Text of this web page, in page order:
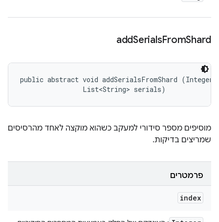
addSerialsFromShard
public abstract void addSerialsFromShard
                List<String> serials)
מוסיפים מספר סידורי למעקב כשהוא מוקצה לאחד מהרסיסים
שמריצים בדיקות.
פרמטרים
index